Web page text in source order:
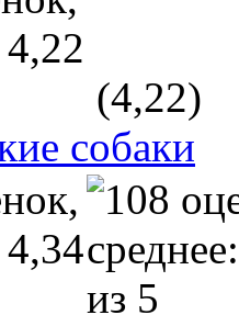
(4,22)
собаки